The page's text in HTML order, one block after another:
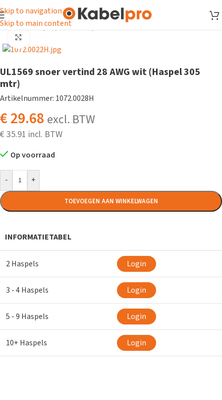
Skip to navigation
Skip to main content
Home/ Snoer/UL/CSA snoer
UL1569 snoer vertind 28 AWG wit (Haspel 305
mtr)
Artikelnummer: 1072.0028H
€29.68 excl. BTW
€ 35.91
Op voorraad
- +
TOEVOEGEN AAN WINKELWAGEN
INFORMATIETABEL
2 Haspels Login
3 - 4 Haspels Login
5 - 9 Haspels Login
10+ Haspels Login